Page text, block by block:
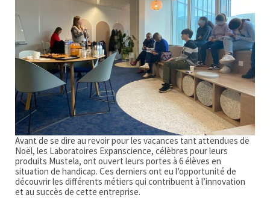
Avant de se dire au revoir pour les vacances tant attendues de
Noël, les Laboratoires Expanscience, célèbres pour leurs
produits Mustela, ont ouvert leurs portes à 6 élèves en
situation de handicap. Ces derniers ont eu l’opportunité de
découvrir les différents métiers qui contribuent à l’innovation
et au succès de cette entreprise.